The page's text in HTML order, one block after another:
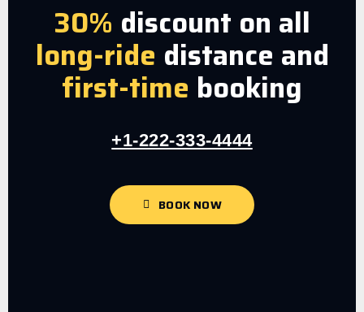
30% discount on all
long-ride distance and
first-time booking
+1-222-333-4444
BOOK NOW